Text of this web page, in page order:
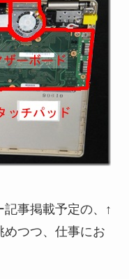
事掲載予定の、↑
めつつ、仕事にお